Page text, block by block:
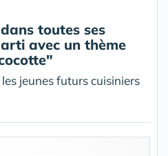
toutes ses
avec un thème
jeunes futurs cuisiniers